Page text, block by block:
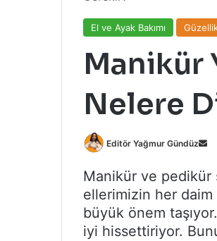
El ve Ayak Bakımı
Manikür
Nelere
Editör Yağmur Gündüz
Bir
Manikür ve pedikür
ellerimizin her daim
büyük önem
iyi hissettiriyor.